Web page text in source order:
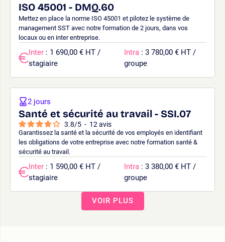
ISO 45001 - DMQ.60
Mettez en place la norme ISO 45001 et pilotez le système de
management SST avec notre formation de 2 jours, dans vos
locaux ou en inter entreprise.
Inter : 1 690,00 € HT /
stagiaire
Intra : 3 780,00 € HT /
groupe
Santé et sécurité au travail - SSI.07
3.8/5 - 12 avis
Garantissez la santé et la sécurité de vos employés en identifiant
les obligations de votre entreprise avec notre formation santé &
sécurité au travail.
2 jours
Inter : 1 590,00 € HT /
stagiaire
Intra : 3 380,00 € HT /
groupe
VOIR PLUS